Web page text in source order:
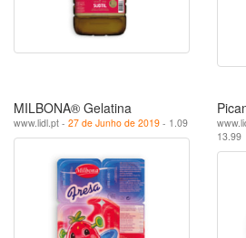
MILBONA® Gelatina
www.lidl.pt - 27 de Junho de 2019 - 1.09
13.99